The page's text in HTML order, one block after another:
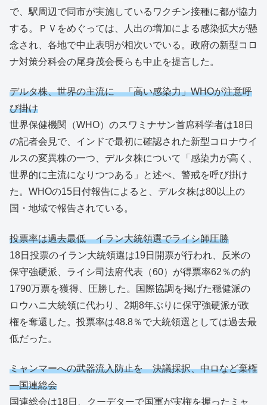
で、駅周辺で同市が実施しているワクチン接種に都が協力
する。ＰＶをめぐっては、人出の増加による感染拡大が懸
念され、各地で中止表明が相次いでいる。政府の新型コロ
ナ対策分科会の尾身茂会長らも中止を提言した。
デルタ株、世界の主流に 「高い感染力」WHOが注意呼
び掛け
世界保健機関（WHO）のスワミナサン首席科学者は18日
の記者会見で、インドで最初に確認された新型コロナウイ
ルスの変異株の一つ、デルタ株について「感染力が高く、
世界的に主流になりつつある」と述べ、警戒を呼び掛け
た。WHOの15日付報告によると、デルタ株は80以上の
国・地域で報告されている。
投票率は過去最低 イラン大統領選でライシ師圧勝
18日投票のイラン大統領選は19日開票が行われ、反米の
保守強硬派、ライシ司法府代表（60）が得票率62％の約
1790万票を獲得、圧勝した。国際協調を掲げた穏健派の
ロウハニ大統領に代わり、2期8年ぶりに保守強硬派が政
権を奪還した。投票率は48.8％で大統領選としては過去最
低だった。
ミャンマーへの武器流入防止を 決議採択、中ロなど棄権
―国連総会
国連総会は18日、クーデターで国軍が実権を握ったミャ